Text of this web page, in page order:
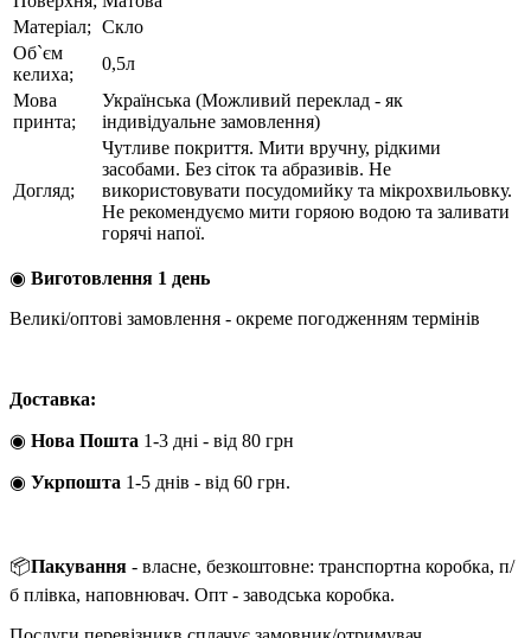
Матеріал; Скло
Об`єм
келиха;
0,5л
Мова
принта;
Українська (Можливий переклад - як
індивідуальне замовлення)
Догляд;
Чутливе покриття. Мити вручну, рідкими
засобами. Без сіток та абразивів. Не
використовувати посудомийку та мікрохвильовку.
Не рекомендуємо мити горяою водою та заливати
горячі напої.
◉ Виготовлення 1 день
Великі/оптові замовлення - окреме погодженням термінів
Доставка:
◉ Нова Пошта 1-3 дні - від 80 грн
◉ Укрпошта 1-5 днів - від 60 грн.
📦Пакування - власне, безкоштовне: транспортна коробка, п/
б плівка, наповнювач. Опт - заводська коробка.